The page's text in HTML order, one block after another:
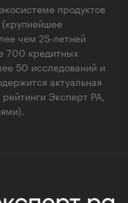
продуктов
(крупнейшее
чем 25-летней
700 кредитных
50 исследований и
актуальная
Эксперт РА,